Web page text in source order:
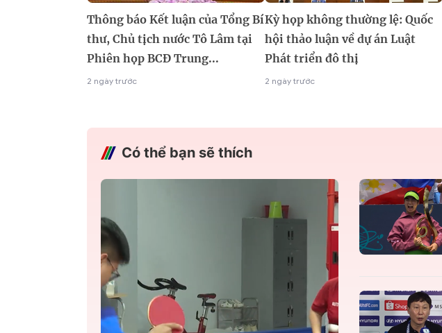
Thông báo Kết luận của Tổng Bí
thư, Chủ tịch nước Tô Lâm tại
Phiên họp BCĐ Trung...
2 ngày trước
Kỳ họp không thường lệ: Quốc
hội thảo luận về dự án Luật
Phát triển đô thị
2 ngày trước
Có thể bạn sẽ thích